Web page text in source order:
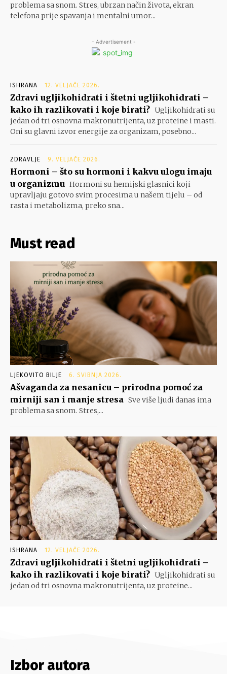
problema sa snom. Stres, ubrzan način života, ekran
telefona prije spavanja i mentalni umor...
- Advertisement -
ISHRANA 12. VELJAČE 2026.
Zdravi ugljikohidrati i štetni ugljikohidrati –
kako ih razlikovati i koje birati? Ugljikohidrati su
jedan od tri osnovna makronutrijenta, uz proteine i masti.
Oni su glavni izvor energije za organizam, posebno...
ZDRAVLJE 9. VELJAČE 2026.
Hormoni – što su hormoni i kakvu ulogu imaju
u organizmu Hormoni su hemijski glasnici koji
upravljaju gotovo svim procesima u našem tijelu – od
rasta i metabolizma, preko sna...
Must read
LJEKOVITO BILJE 6. SVIBNJA 2026.
Ašvaganda za nesanicu – prirodna pomoć za
mirniji san i manje stresa Sve više ljudi danas ima
problema sa snom. Stres,...
ISHRANA 12. VELJAČE 2026.
Zdravi ugljikohidrati i štetni ugljikohidrati –
kako ih razlikovati i koje birati? Ugljikohidrati su
jedan od tri osnovna makronutrijenta, uz proteine...
Izbor autora